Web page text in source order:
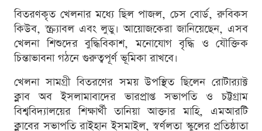
বিতরণকৃত খেলনার মধ্যে ছিল পাজল, চেস বোর্ড, রুবিকস
কিউব, স্ক্র্যাবল এবং লুডু। আয়োজকেরা জানিয়েছেন, এসব
খেলনা শিশুদের বুদ্ধিবিকাশ, মনোযোগ বৃদ্ধি ও যৌক্তিক
চিন্তাভাবনা গঠনে গুরুত্বপূর্ণ ভূমিকা রাখবে।
খেলনা সামগ্রী বিতরণের সময় উপস্থিত ছিলেন রোটার‍্যাক্ট
ক্লাব অব ইসলামাবাদের ভারপ্রাপ্ত সভাপতি ও চট্টগ্রাম
বিশ্ববিদ্যালয়ের শিক্ষার্থী তানিয়া আক্তার মাহি, এমআরটি
ক্লাবের সভাপতি রাইহান ইসমাইল, স্বর্ণলতা স্কুলের প্রতিষ্ঠাতা